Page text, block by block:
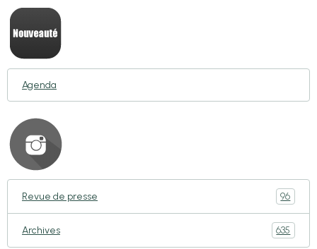
Agenda
Revue de presse 96
Archives 635